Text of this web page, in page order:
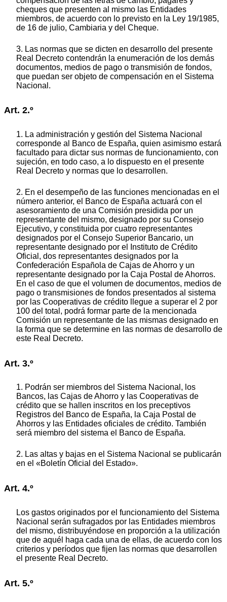
cheques que presenten al mismo las Entidades
miembros, de acuerdo con lo previsto en la Ley 19/1985,
de 16 de julio, Cambiaria y del Cheque.
3. Las normas que se dicten en desarrollo del presente
Real Decreto contendrán la enumeración de los demás
documentos, medios de pago o transmisión de fondos,
que puedan ser objeto de compensación en el Sistema
Nacional.
Art. 2.º
1. La administración y gestión del Sistema Nacional
corresponde al Banco de España, quien asimismo estará
facultado para dictar sus normas de funcionamiento, con
sujeción, en todo caso, a lo dispuesto en el presente
Real Decreto y normas que lo desarrollen.
2. En el desempeño de las funciones mencionadas en el
número anterior, el Banco de España actuará con el
asesoramiento de una Comisión presidida por un
representante del mismo, designado por su Consejo
Ejecutivo, y constituida por cuatro representantes
designados por el Consejo Superior Bancario, un
representante designado por el Instituto de Crédito
Oficial, dos representantes designados por la
Confederación Española de Cajas de Ahorro y un
representante designado por la Caja Postal de Ahorros.
En el caso de que el volumen de documentos, medios de
pago o transmisiones de fondos presentados al sistema
por las Cooperativas de crédito llegue a superar el 2 por
100 del total, podrá formar parte de la mencionada
Comisión un representante de las mismas designado en
la forma que se determine en las normas de desarrollo de
este Real Decreto.
Art. 3.º
1. Podrán ser miembros del Sistema Nacional, los
Bancos, las Cajas de Ahorro y las Cooperativas de
crédito que se hallen inscritos en los preceptivos
Registros del Banco de España, la Caja Postal de
Ahorros y las Entidades oficiales de crédito. También
será miembro del sistema el Banco de España.
2. Las altas y bajas en el Sistema Nacional se publicarán
en el «Boletín Oficial del Estado».
Art. 4.º
Los gastos originados por el funcionamiento del Sistema
Nacional serán sufragados por las Entidades miembros
del mismo, distribuyéndose en proporción a la utilización
que de aquél haga cada una de ellas, de acuerdo con los
criterios y períodos que fijen las normas que desarrollen
el presente Real Decreto.
Art. 5.º